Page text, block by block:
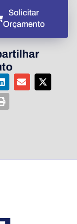
Solicitar
Orçamento